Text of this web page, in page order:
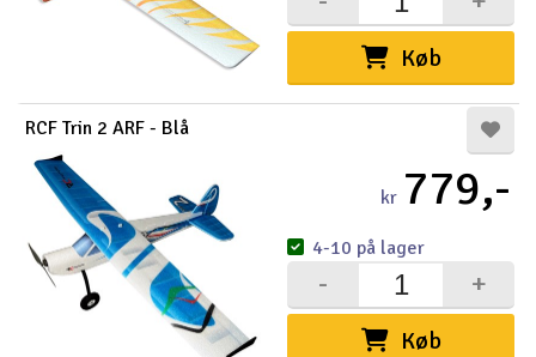
Køb
RCF Trin 2 ARF - Blå
kr 779,-
Køb
+
-
4-10 på lager